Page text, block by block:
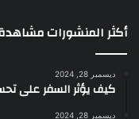
أكثر المنشورات
ديسمبر 28, 2024
كيف يؤثر السفر على
ديسمبر 28, 2024